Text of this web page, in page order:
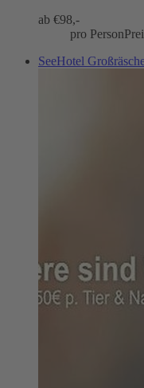
ab €98,-
pro Person
SeeHotel